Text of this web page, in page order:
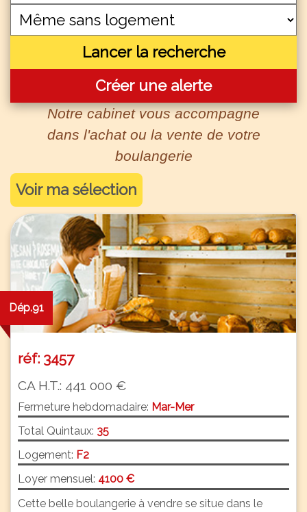
Lancer la recherche
Créer une alerte
Notre cabinet vous accompagne
dans l'achat ou la vente de votre
boulangerie
Voir ma sélection
Dép.91
réf: 3457
CA H.T.: 441 000 €
Fermeture hebdomadaire: Mar-Mer
Total Quintaux: 35
Logement: F2
Loyer mensuel: 4100 €
Cette belle boulangerie à vendre se situe dans le